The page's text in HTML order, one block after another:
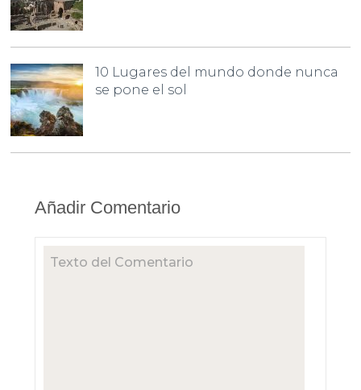
10 Lugares del mundo donde nunca
se pone el sol
Añadir Comentario